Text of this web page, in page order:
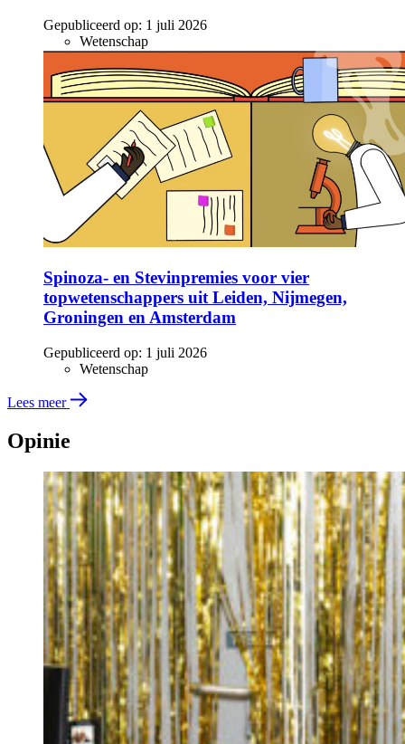
Gepubliceerd op: 1 juli 2026
Wetenschap
Spinoza- en Stevinpremies voor vier
topwetenschappers uit Leiden, Nijmegen,
Groningen en Amsterdam
Gepubliceerd op: 1 juli 2026
Wetenschap
Lees meer
Opinie